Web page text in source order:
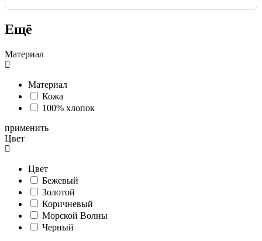
Ещё
Материал
Материал
Кожа
100% хлопок
применить
Цвет
Цвет
Бежевый
Золотой
Коричневый
Морской Волны
Черный